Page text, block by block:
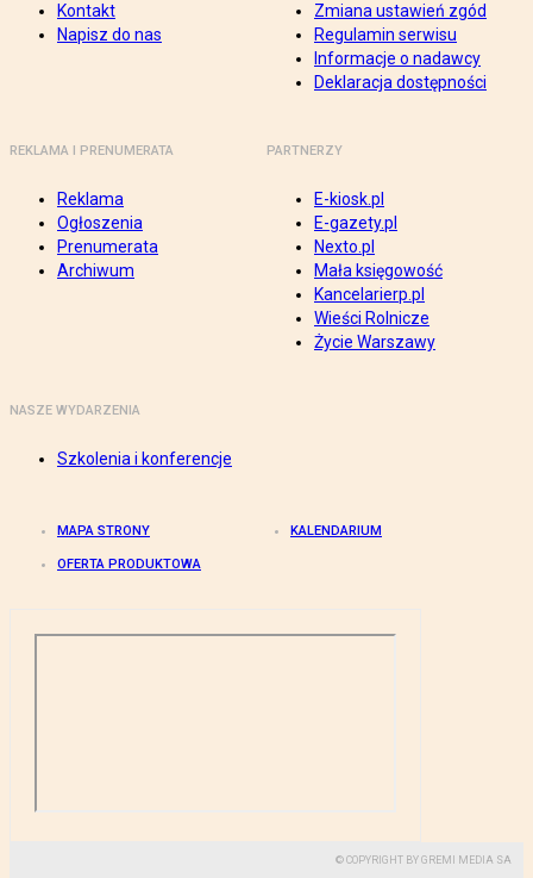
Kontakt
Napisz do nas
Zmiana ustawień zgód
Regulamin serwisu
Informacje o nadawcy
Deklaracja dostępności
REKLAMA I PRENUMERATA
Reklama
Ogłoszenia
Prenumerata
Archiwum
PARTNERZY
E-kiosk.pl
E-gazety.pl
Nexto.pl
Mała księgowość
Kancelarierp.pl
Wieści Rolnicze
Życie Warszawy
NASZE WYDARZENIA
Szkolenia i konferencje
MAPA STRONY KALENDARIUM
OFERTA PRODUKTOWA
© COPYRIGHT BY GREMI MEDIA SA